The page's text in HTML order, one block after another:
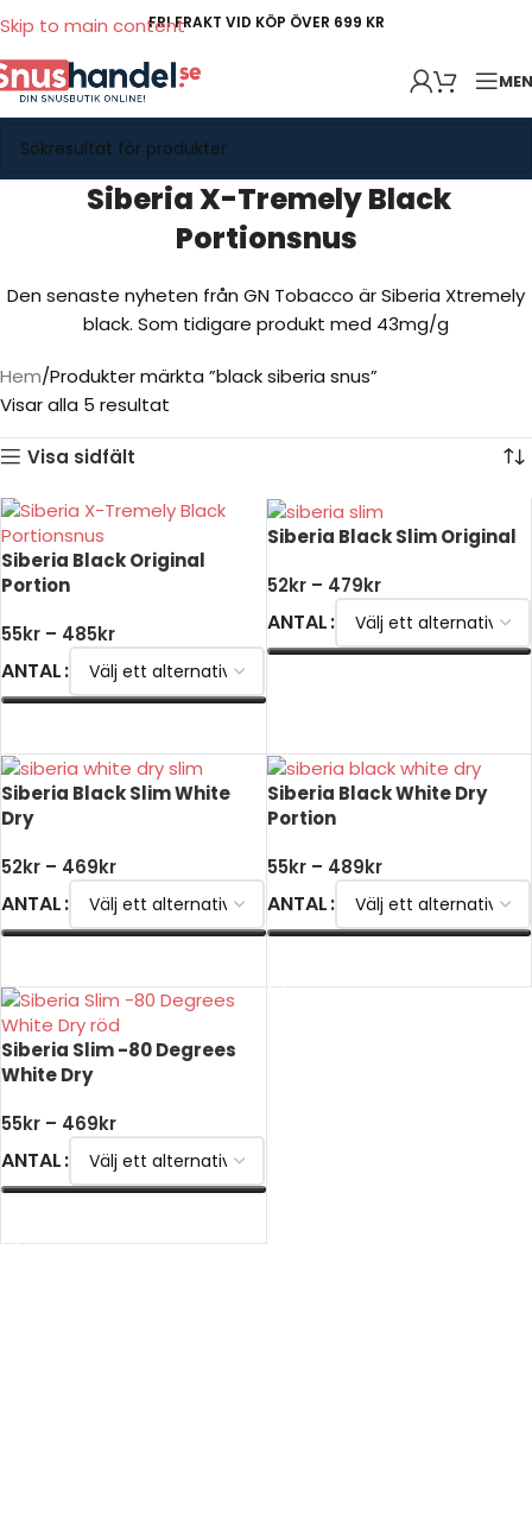
Skip to main contentFRI FRAKT VID KÖP ÖVER 699 KR
Siberia X-Tremely Black
Portionsnus
Den senaste nyheten från GN Tobacco är Siberia Xtremely
black. Som tidigare produkt med 43mg/g
Hem Produkter märkta ”black siberia snus”
Visar alla 5 resultat
Visa sidfält
Siberia Black Original
Portion
55kr – 485kr
ANTAL
Siberia Black Slim Original
52kr – 479kr
ANTAL
Siberia Black Slim White
Dry
52kr – 469kr
ANTAL
Siberia Black White Dry
Portion
55kr – 489kr
ANTAL
Siberia Slim -80 Degrees
White Dry
55kr – 469kr
ANTAL